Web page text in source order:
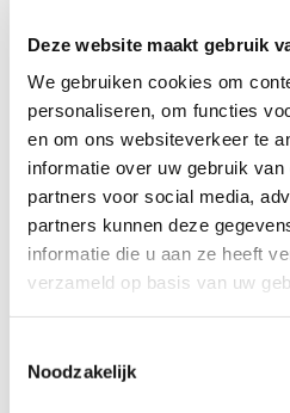
Deze website maakt gebruik
We gebruiken cookies om
personaliseren, om functies
en om ons websiteverkeer te
informatie over uw gebruik
partners voor social media,
partners kunnen deze
informatie die u aan ze heeft
verzameld op basis van uw
Noodzakelijk
Rose pink organici
Ecological Textiles
Delivery time: check before